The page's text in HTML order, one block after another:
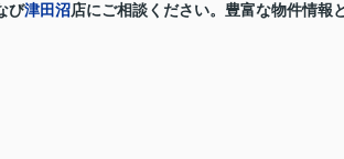
び津田沼店にご相談ください。豊富な物件情報